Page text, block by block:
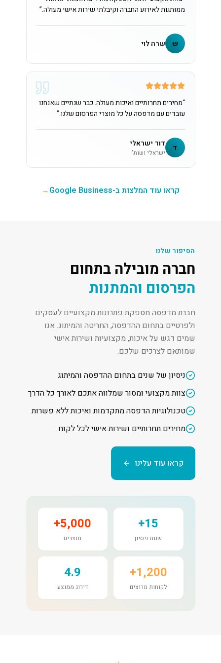
ממותגות לאירוע החברה וקיבלתי שירות אישי מעולה.”
ש שרה לוי
“מחירים תחרותיים ואיכות מעולה. כבר שנתיים שאנחנו
עובדים עם מדפסה על כל מוצרי הפרסום שלנו.”
ד דוד ישראלי
ישראלי ושות'
קראו עוד המלצות ב-Google Business →
הסיפור שלנו
חברה מובילה בתחום
הפרסום והמתנות
חברת מדפסה מספקת פתרונות מקצועיים לעסקים
ולפרטיים בתחום ההדפסה, החריטה והמיתוג. אנו
שמים דגש על איכות, מקצועיות ושירות אישי
שמותאם לצרכים שלכם.
ניסיון של שנים בתחום ההדפסה והמיתוג
צוות מקצועי ומסור שמלווה אתכם לאורך כל הדרך
טכנולוגיות הדפסה מתקדמות ואיכות ללא פשרות
מחירים תחרותיים ושירות אישי לכל לקוח
קראו עוד עלינו
15+
שנות ניסיון
5,000+
מוצרים
1,200+
לקוחות מרוצים
4.9
דירוג ממוצע